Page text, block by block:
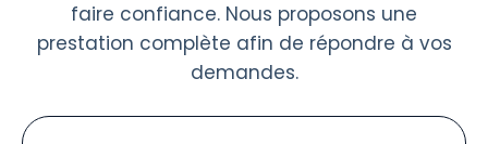
faire confiance. Nous proposons une
prestation complète afin de répondre à vos
demandes.